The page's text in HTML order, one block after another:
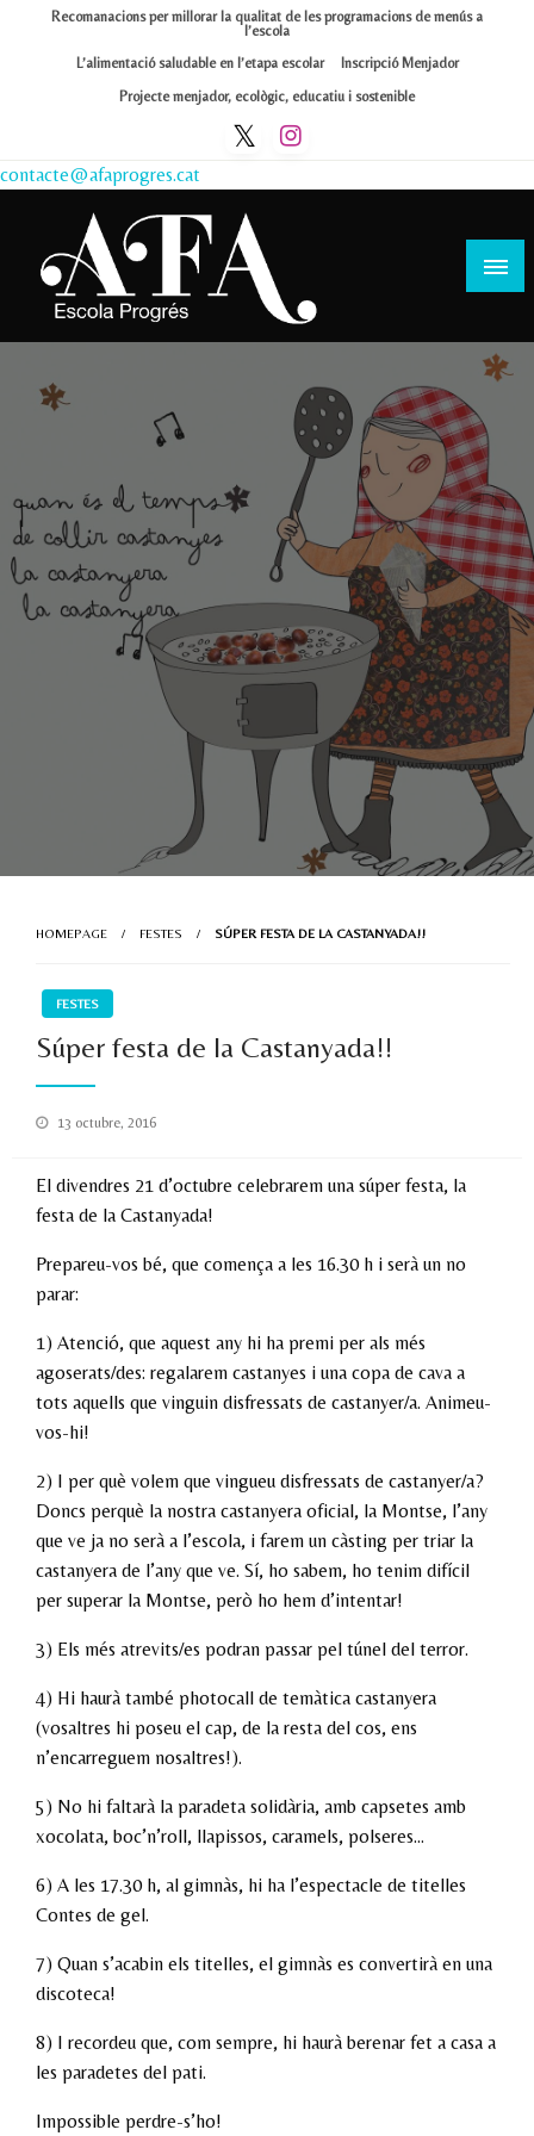
Recomanacions per millorar la qualitat de les programacions de menús a
l’escola
L’alimentació saludable en l’etapa escolar
Inscripció Menjador
Projecte menjador, ecològic, educatiu i sostenible
contacte@afaprogres.cat
HOMEPAGE FESTES SÚPER FESTA DE LA CASTANYADA!!
FESTES
Súper festa de la Castanyada!!
Posted
13 octubre, 2016
El divendres 21 d’octubre celebrarem una súper festa, la
festa de la Castanyada!
Prepareu-vos bé, que comença a les 16.30 h i serà un no
parar:
1) Atenció, que aquest any hi ha premi per als més
agoserats/des: regalarem castanyes i una copa de cava a
tots aquells que vinguin disfressats de castanyer/a. Animeu-
vos-hi!
2) I per què volem que vingueu disfressats de castanyer/a?
Doncs perquè la nostra castanyera oficial, la Montse, l’any
que ve ja no serà a l’escola, i farem un càsting per triar la
castanyera de l’any que ve. Sí, ho sabem, ho tenim difícil
per superar la Montse, però ho hem d’intentar!
3) Els més atrevits/es podran passar pel túnel del terror.
4) Hi haurà també photocall de temàtica castanyera
(vosaltres hi poseu el cap, de la resta del cos, ens
n’encarreguem nosaltres!).
5) No hi faltarà la paradeta solidària, amb capsetes amb
xocolata, boc’n’roll, llapissos, caramels, polseres…
6) A les 17.30 h, al gimnàs, hi ha l’espectacle de titelles
Contes de gel.
7) Quan s’acabin els titelles, el gimnàs es convertirà en una
discoteca!
8) I recordeu que, com sempre, hi haurà berenar fet a casa a
les paradetes del pati.
Impossible perdre-s’ho!